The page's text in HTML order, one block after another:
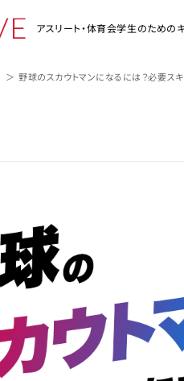
アスリート・体育会学生のための
野球のスカウトマンになるには？必要ス